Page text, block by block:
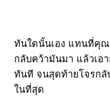
ทันใดนั้นเอง แทนที่คุณ
กลับคว้ามันมา แล้วเอ
ทันที จนสุดท้ายโจรกลั
ในที่สุด